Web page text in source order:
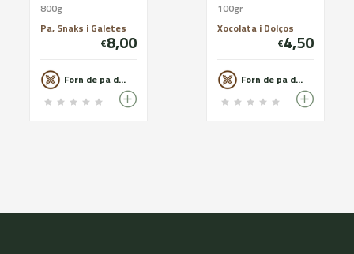
amb la coca i tallat a
daus (la tra...
800g
Pa, Snaks i Galetes
€8,00
Forn de pa de Les Avellanes
la boca, el seu potent
i persistent aroma,
100gr
Xocolata i Dolços
€4,50
Forn de pa de Les Avellanes